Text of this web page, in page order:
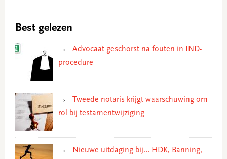
Best gelezen
Advocaat geschorst na fouten in IND-
procedure
Tweede notaris krijgt waarschuwing om
rol bij testamentwijziging
Nieuwe uitdaging bij… HDK, Banning,